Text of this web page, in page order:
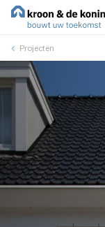
Projecten